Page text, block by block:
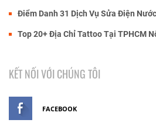
Điểm Danh 31 Dịch Vụ Sửa Điện
Top 20+ Địa Chỉ Tattoo Tại TPHCM
KẾT NỐI VỚI CHÚNG TÔI
FACEBOOK